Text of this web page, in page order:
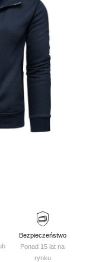
Bezpieczeństwo
Ponad 15 lat na
rynku